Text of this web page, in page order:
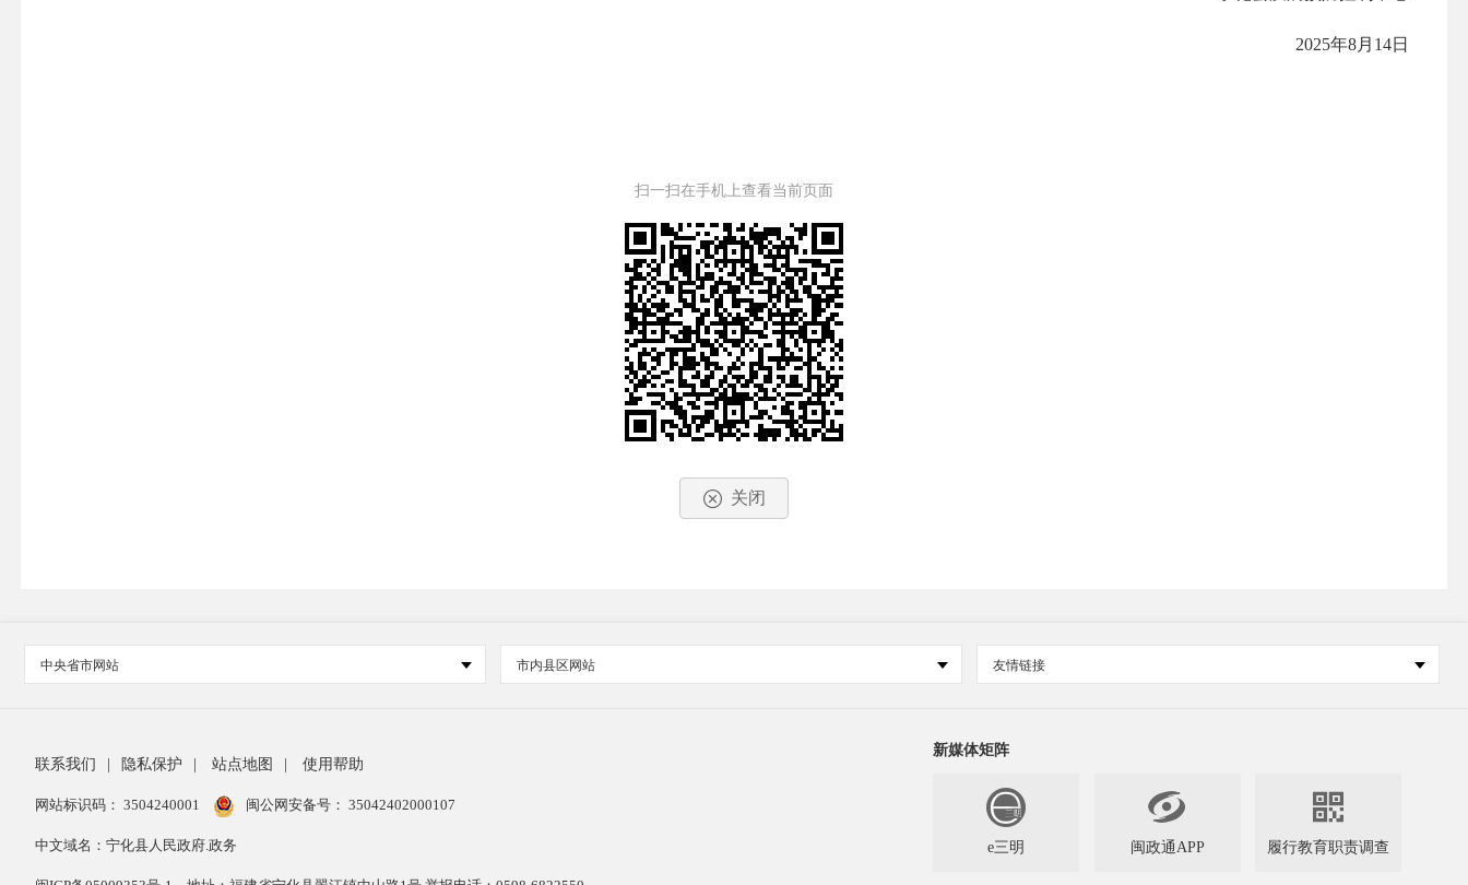
2025年8月14日
扫一扫在手机上查看当前页面
关闭
中央省市网站 市内县区网站 友情链接
联系我们 | 隐私保护 | 站点地图 | 使用帮助
网站标识码： 3504240001 闽公网安备号： 35042402000107
中文域名：宁化县人民政府.政务
新媒体矩阵
e三明

闽政通APP

履行教育职责调查